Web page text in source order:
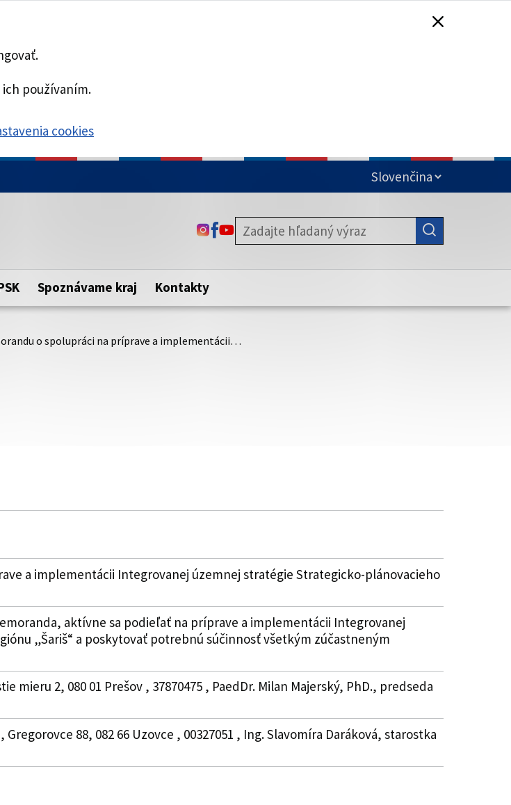
používaním.
cookies
Táto stránka je zabezpečená
zabezpečenú webovú stránku. Zabezpečená stránka vždy začína
https:// pred názvom domény webového sídla.
ODKAZ SA OTVORÍ NA NOVEJ KARTE
ODKAZ SA OTVORÍ NA NOVEJ KARTE
ODKAZ SA OTVORÍ NA NOVEJ KARTE
Spoznávame kraj Kontakty
o spolupráci na príprave a implementácii…
a implementácii Integrovanej územnej stratégie Strategicko-plánovacieho
aktívne sa podieľať na príprave a implementácii Integrovanej
„Šariš“ a poskytovať potrebnú súčinnosť všetkým zúčastneným
mieru 2, 080 01 Prešov , 37870475 , PaedDr. Milan Majerský, PhD., predseda
88, 082 66 Uzovce , 00327051 , Ing. Slavomíra Daráková, starostka